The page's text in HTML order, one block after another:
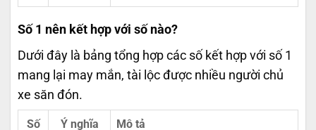
Số 1 nên kết hợp với số nào?
Dưới đây là bảng tổng hợp các số kết hợp với số 1
mang lại may mắn, tài lộc được nhiều người chủ
xe săn đón.
Số Ý nghĩa Mô tả